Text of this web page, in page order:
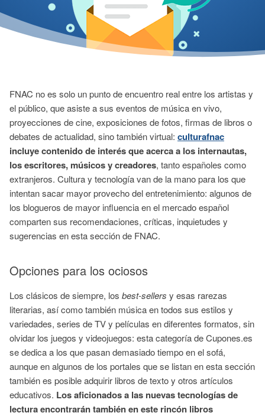
FNAC no es solo un punto de encuentro real entre los artistas y
el público, que asiste a sus eventos de música en vivo,
proyecciones de cine, exposiciones de fotos, firmas de libros o
debates de actualidad, sino también virtual: culturafnac
incluye contenido de interés que acerca a los internautas,
los escritores, músicos y creadores, tanto españoles como
extranjeros. Cultura y tecnología van de la mano para los que
intentan sacar mayor provecho del entretenimiento: algunos de
los blogueros de mayor influencia en el mercado español
comparten sus recomendaciones, críticas, inquietudes y
sugerencias en esta sección de FNAC.
Opciones para los ociosos
Los clásicos de siempre, los best-sellers y esas rarezas
literarias, así como también música en todos sus estilos y
variedades, series de TV y películas en diferentes formatos, sin
olvidar los juegos y videojuegos: esta categoría de Cupones.es
se dedica a los que pasan demasiado tiempo en el sofá,
aunque en algunos de los portales que se listan en esta sección
también es posible adquirir libros de texto y otros artículos
educativos. Los aficionados a las nuevas tecnologías de
lectura encontrarán también en este rincón libros